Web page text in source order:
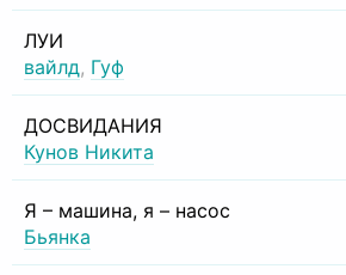
ЛУИ
вайлд, Гуф
ДОСВИДАНИЯ
Кунов Никита
Я – машина, я – насос
Бьянка